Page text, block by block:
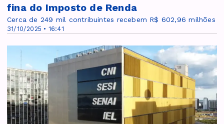
31/10/2025 • 16:41
fina do Imposto de Renda
Cerca de 249 mil contribuintes recebem R$ 602,96 milhões